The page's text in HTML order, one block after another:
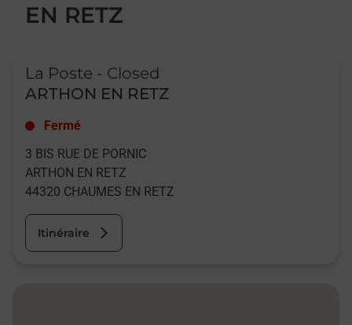
EN RETZ
La Poste - Closed
ARTHON EN RETZ
Fermé
3 BIS RUE DE PORNIC
ARTHON EN RETZ
44320 CHAUMES EN RETZ
Itinéraire